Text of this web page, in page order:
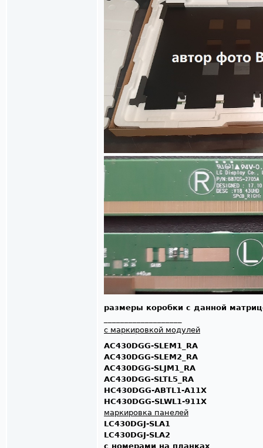
размеры коробки с данной
с маркировкой модулей
AC430DGG-SLEM1_RA
AC430DGG-SLEM2_RA
AC430DGG-SLJM1_RA
AC430DGG-SLTL5_RA
HC430DGG-ABTL1-A11X
HC430DGG-SLWL1-911X
маркировка панелей
LC430DGJ-SLA1
LC430DGJ-SLA2
с номерами на планках